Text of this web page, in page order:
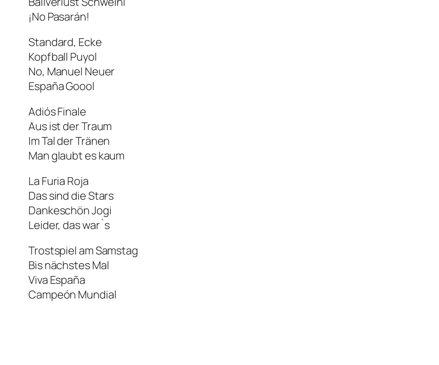
¡No Pasarán!
Standard, Ecke
Kopfball Puyol
No, Manuel Neuer
España Goool
Adiós Finale
Aus ist der Traum
Im Tal der Tränen
Man glaubt es kaum
La Furia Roja
Das sind die Stars
Dankeschön Jogi
Leider, das war`s
Trostspiel am Samstag
Bis nächstes Mal
Viva España
Campeón Mundial